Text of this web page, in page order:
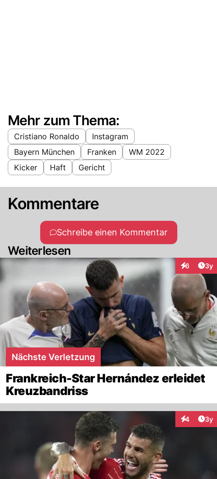
Mehr zum Thema:
Cristiano Ronaldo
Instagram
Bayern München
Franken
WM 2022
Kicker
Haft Gericht
Kommentare
Schreibe einen Kommentar
Weiterlesen
6 3y
Nächste Verletzung
Frankreich-Star Hernández erleidet
Kreuzbandriss
4 3y